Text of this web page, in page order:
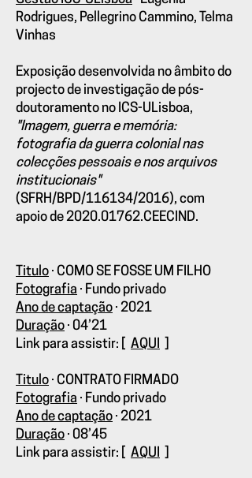
Rodrigues, Pellegrino Cammino, Telma
Vinhas
Exposição desenvolvida no âmbito do
projecto de investigação de pós-
doutoramento no ICS-ULisboa,
"Imagem, guerra e memória:
fotografia da guerra colonial nas
colecções pessoais e nos arquivos
institucionais"
(SFRH/BPD/116134/2016), com
apoio de2020.01762.CEECIND.
Titulo · COMO SE FOSSE UM FILHO
Fotografia · Fundo privado
Ano de captação · 2021
Duração · 04’21
Link para assistir: [ AQUI
Titulo · CONTRATO FIRMADO
Fotografia · Fundo privado
Ano de captação · 2021
Duração · 08’45
Link para assistir: [ AQUI